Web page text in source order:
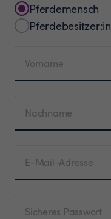
Pferdemensch
Pferdebesitzer:in
Vorname
Nachname
E-Mail-Adresse
Sicheres Passwort